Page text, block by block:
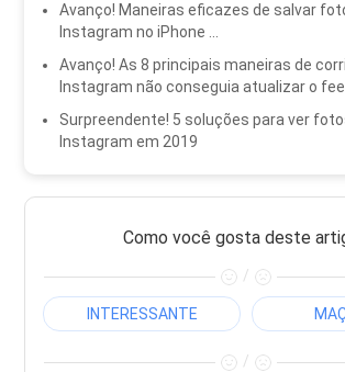
Avanço! Maneiras eficazes de salvar
Instagram no iPhone ...
Avanço! As 8 principais maneiras de
Instagram não conseguia atualizar o
Surpreendente! 5 soluções para ver
Instagram em 2019
Como você gosta deste
/
INTERESSANTE
/